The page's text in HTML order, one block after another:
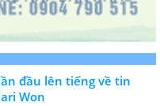
đầu lên tiếng về tin
Won